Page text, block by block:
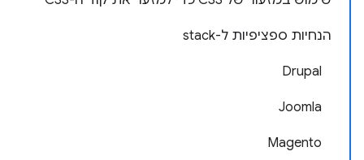
הנחיות ספציפיות ל-stack
Drupal
Joomla
Magento